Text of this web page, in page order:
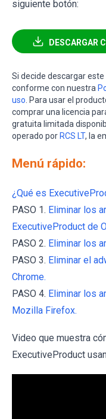
siguiente botón:
Si decide descargar
conforme con nuestra
uso. Para usar el
comprar una licencia
gratuita limitada
operado por RCS LT, la
Menú rápido:
¿Qué es
PASO 1. Eliminar los
ExecutiveProduct de
PASO 2. Eliminar los
PASO 3. Eliminar el
Chrome.
PASO 4. Eliminar los
Mozilla Firefox.
Video que muestra
ExecutiveProduct